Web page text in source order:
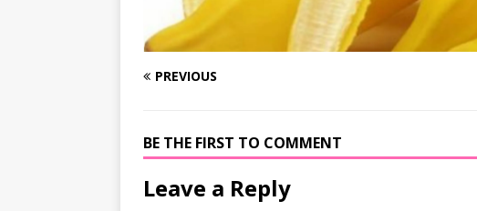
PREVIOUS
BE THE FIRST TO COMMENT
Leave a Reply